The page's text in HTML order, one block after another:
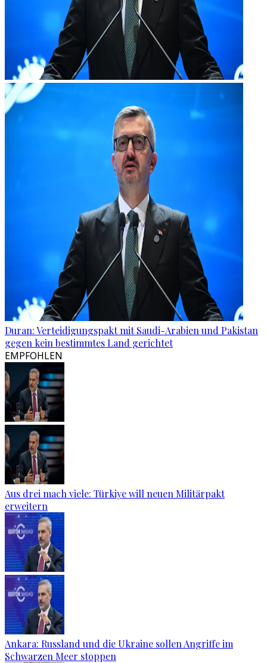
Duran: Verteidigungspakt mit Saudi-Arabien und Pakistan
gegen kein bestimmtes Land gerichtet
EMPFOHLEN
Aus drei mach viele: Türkiye will neuen Militärpakt
erweitern
Ankara: Russland und die Ukraine sollen Angriffe im
Schwarzen Meer stoppen